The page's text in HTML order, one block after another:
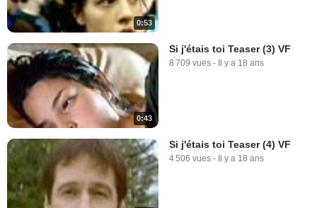
0:53
0:43
Si j'étais toi Teaser (3) VF
8 709 vues - Il y a 18 ans
Si j'étais toi Teaser (4) VF
4 506 vues - Il y a 18 ans